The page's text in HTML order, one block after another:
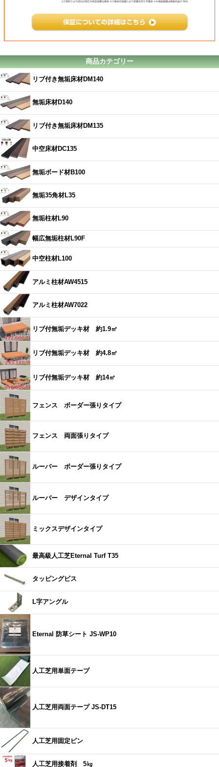
商品カテゴリー
リブ付き無垢床材DM140
無垢床材D140
リブ付き無垢床材DM135
中空床材DC135
無垢ボード材B100
無垢35角材L35
無垢柱材L90
幅広無垢柱材L90F
中空柱材L100
アルミ柱材AW4515
アルミ柱材AW7022
リブ付無垢デッキ材 約1.9㎡
リブ付無垢デッキ材 約4.8㎡
リブ付無垢デッキ材 約14㎡
フェンス ボーダー張りタイプ
フェンス 両面張りタイプ
ルーバー ボーダー張りタイプ
ルーバー デザインタイプ
ミックスデザインタイプ
最高級人工芝Eternal Turf T35
タッピングビス
L字アングル
Eternal 防草シート JS-WP10
人工芝用単面テープ
人工芝用両面テープ JS-DT15
人工芝用固定ピン
人工芝用接着剤 5㎏